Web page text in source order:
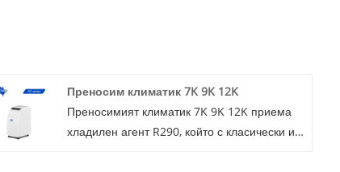
Преносим климатик 7K 9K 12K
Преносимият климатик 7K 9K 12K приема
хладилен агент R290, който с класически и